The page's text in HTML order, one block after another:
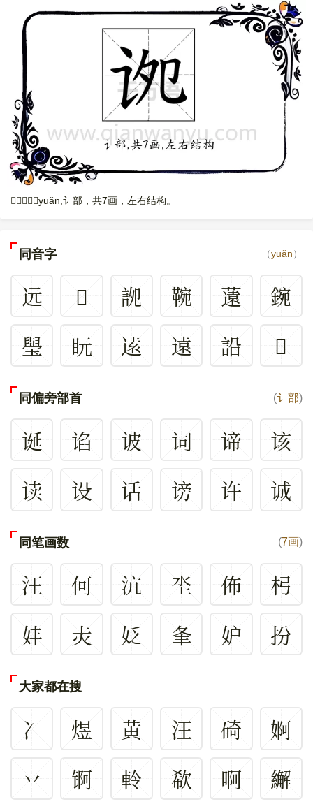
𫍠，读音是yuǎn,讠部，共7画，左右结构。
同音字 （yuǎn）
远 𫍠 䛄 䩩 薳
鋺
㼂
盶 逺 遠 䛇 𠒜
同偏旁部首 (讠部)
诞 谄 诐 词 谛
该
读
设 话 谤 许 诚
同笔画数 (7画)
汪 何 沆 坔 佈
杛
妦
灻 姂 夆 妒 扮
大家都在搜
冫 煜 黄 汪 碕
婀
丷
锕 軨 欷 啊 繲